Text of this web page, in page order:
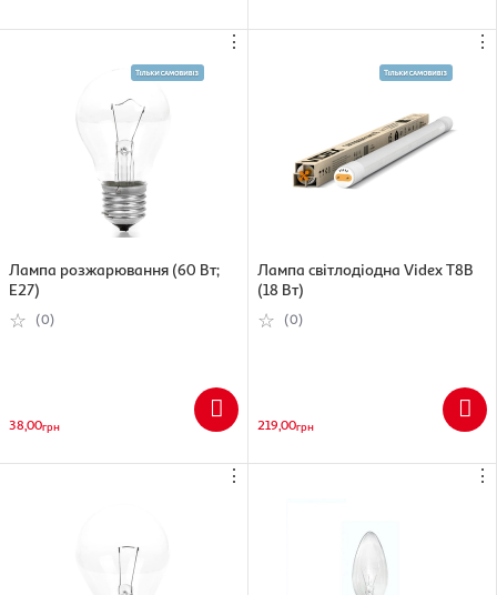
⋮
Лампа розжарювання (60 Вт;
E27)
(0)
38,00грн
⋮
Лампа світлодіодна Videx T8B
(18 Вт)
(0)
219,00грн
⋮ ⋮